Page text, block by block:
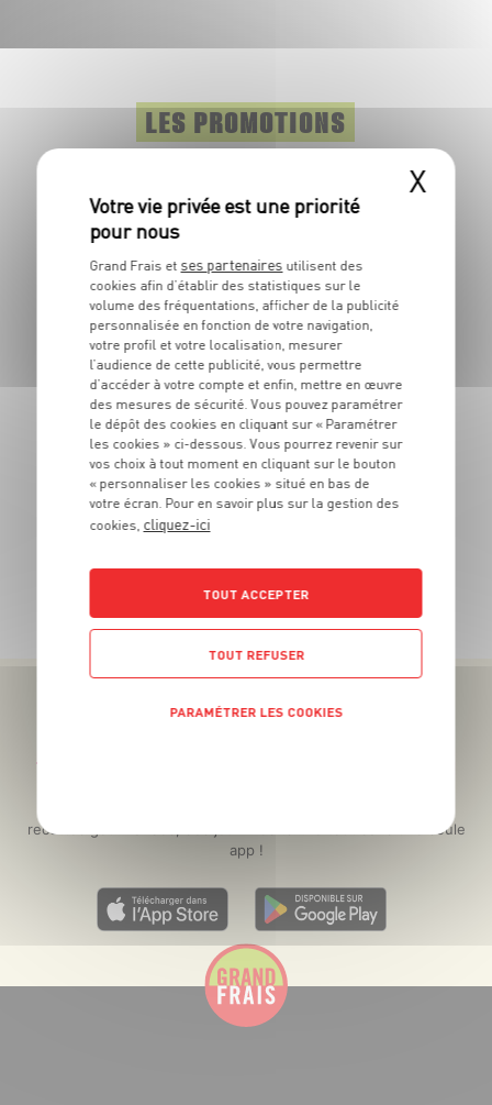
LES PROMOTIONS
DE VOTRE PRIMEUR
Il y a une saison pour les fruits et légumes, mais pas pour
les promotions.Toute l'année, retrouvez dans votre
Origine
Italie
Et/ou
Espagne
Pastèque Noire
1 €
19
Le kg ou 1€69 le kg si coupée
Téléchargez l’App pour profiter d’offres exclusives !
recettes gourmandes, des jeux inédits... le tout dans une seule
app !
X
Grand Frais et ses partenaires utilisent des
cookies afin d’établir des statistiques sur le
volume des fréquentations, afficher de la publicité
personnalisée en fonction de votre navigation,
votre profil et votre localisation, mesurer
l’audience de cette publicité, vous permettre
d’accéder à votre compte et enfin, mettre en œuvre
des mesures de sécurité. Vous pouvez paramétrer
le dépôt des cookies en cliquant sur « Paramétrer
les cookies » ci-dessous. Vous pourrez revenir sur
vos choix à tout moment en cliquant sur le bouton
« personnaliser les cookies » situé en bas de
votre écran. Pour en savoir plus sur la gestion des
cookies, cliquez-ici
TOUT ACCEPTER
TOUT REFUSER
PARAMÉTRER LES COOKIES